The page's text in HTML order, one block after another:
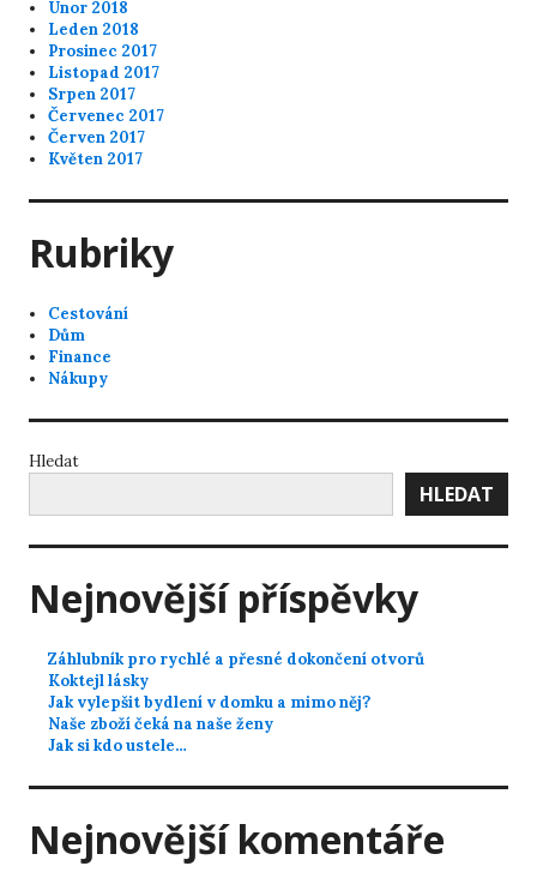
Únor 2018
Leden 2018
Prosinec 2017
Listopad 2017
Srpen 2017
Červenec 2017
Červen 2017
Květen 2017
Rubriky
Cestování
Dům
Finance
Nákupy
Hledat
HLEDAT
Nejnovější příspěvky
Záhlubník pro rychlé a přesné dokončení otvorů
Koktejl lásky
Jak vylepšit bydlení v domku a mimo něj?
Naše zboží čeká na naše ženy
Jak si kdo ustele…
Nejnovější komentáře